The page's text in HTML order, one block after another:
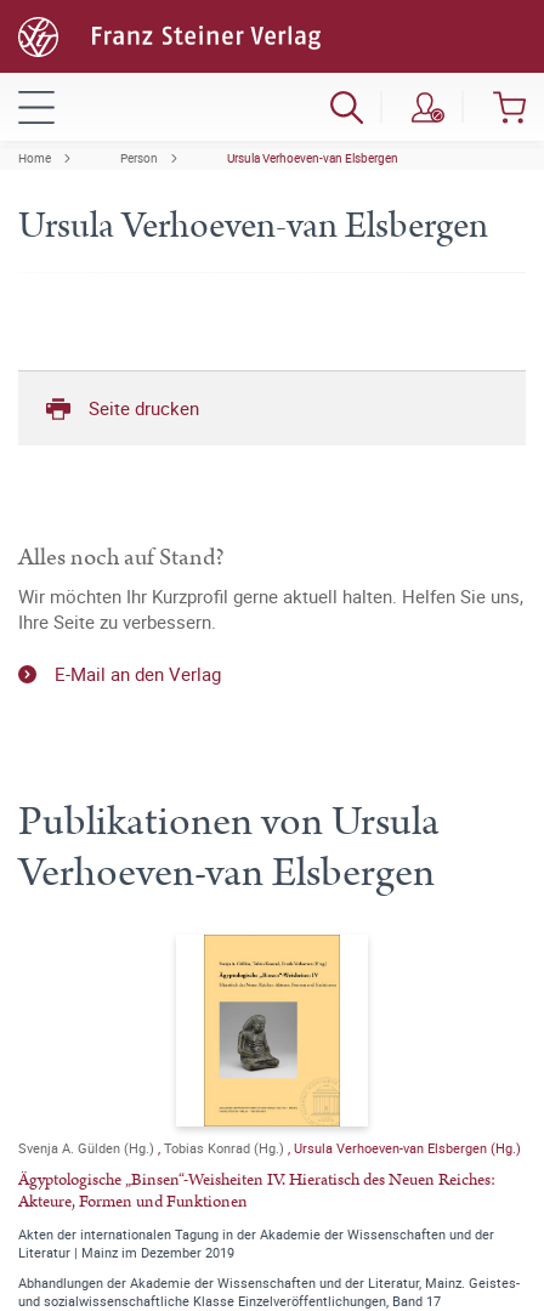
Home Person Ursula Verhoeven-van Elsbergen
Ursula Verhoeven-van Elsbergen
Seite drucken
Alles noch auf Stand?
Wir möchten Ihr Kurzprofil gerne aktuell halten. Helfen Sie uns,
Ihre Seite zu verbessern.
E-Mail an den Verlag
Publikationen von Ursula
Verhoeven-van Elsbergen
Svenja A. Gülden (Hg.) Tobias Konrad (Hg.) Ursula Verhoeven-van Elsbergen (Hg.)
Ägyptologische „Binsen“-Weisheiten IV. Hieratisch des Neuen Reiches:
Akteure, Formen und Funktionen
Akten der internationalen Tagung in der Akademie der Wissenschaften und der
Literatur | Mainz im Dezember 2019
Abhandlungen der Akademie der Wissenschaften und der Literatur, Mainz. Geistes-
und sozialwissenschaftliche Klasse Einzelveröffentlichungen, Band 17